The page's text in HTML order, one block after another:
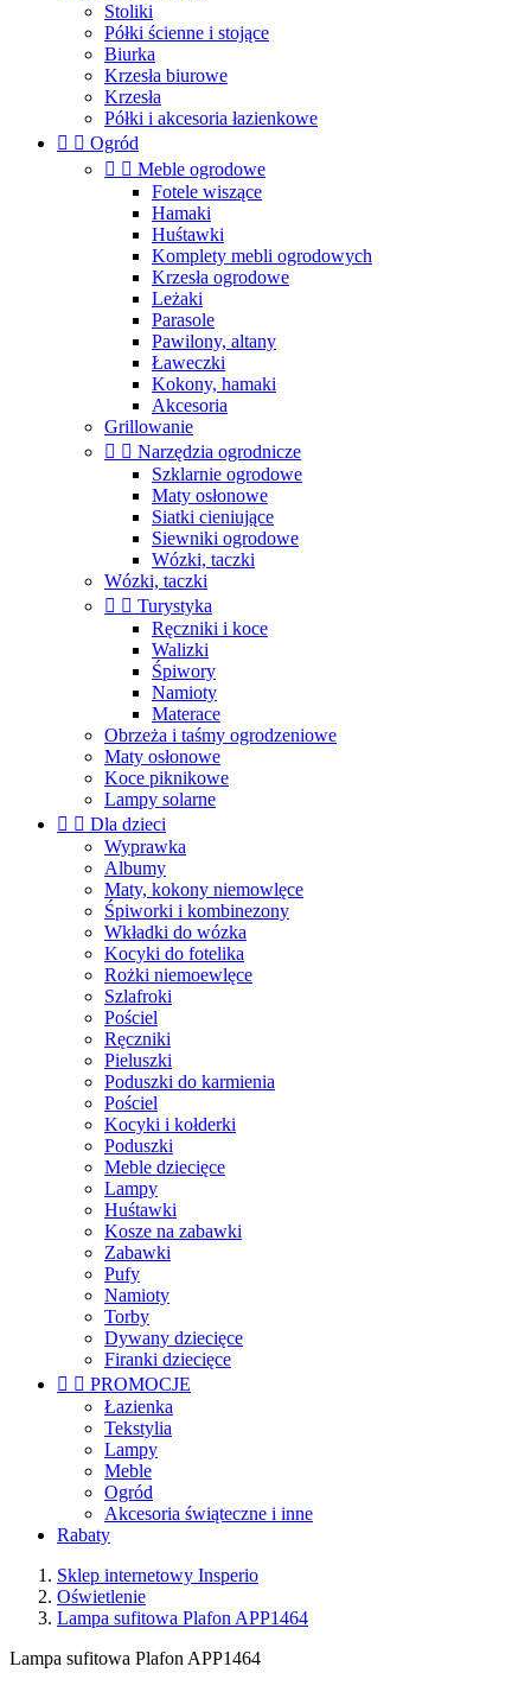
Stoliki
Półki ścienne i stojące
Biurka
Krzesła biurowe
Krzesła
Półki i akcesoria łazienkowe
  Ogród
  Meble ogrodowe
Fotele wiszące
Hamaki
Huśtawki
Komplety mebli ogrodowych
Krzesła ogrodowe
Leżaki
Parasole
Pawilony, altany
Ławeczki
Kokony, hamaki
Akcesoria
Grillowanie
  Narzędzia ogrodnicze
Szklarnie ogrodowe
Maty osłonowe
Siatki cieniujące
Siewniki ogrodowe
Wózki, taczki
Wózki, taczki
  Turystyka
Ręczniki i koce
Walizki
Śpiwory
Namioty
Materace
Obrzeża i taśmy ogrodzeniowe
Maty osłonowe
Koce piknikowe
Lampy solarne
  Dla dzieci
Wyprawka
Albumy
Maty, kokony niemowlęce
Śpiworki i kombinezony
Wkładki do wózka
Kocyki do fotelika
Rożki niemoewlęce
Szlafroki
Pościel
Ręczniki
Pieluszki
Poduszki do karmienia
Pościel
Kocyki i kołderki
Poduszki
Meble dziecięce
Lampy
Huśtawki
Kosze na zabawki
Zabawki
Pufy
Namioty
Torby
Dywany dziecięce
Firanki dziecięce
  PROMOCJE
Łazienka
Tekstylia
Lampy
Meble
Ogród
Akcesoria świąteczne i inne
Rabaty
Sklep internetowy Insperio
Oświetlenie
Lampa sufitowa Plafon APP1464
Lampa sufitowa Plafon APP1464